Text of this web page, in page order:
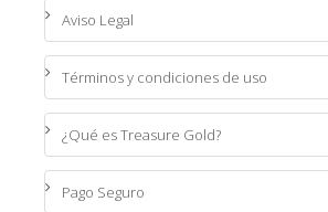
Aviso Legal
Términos y condiciones de uso
¿Qué es Treasure Gold?
Pago Seguro